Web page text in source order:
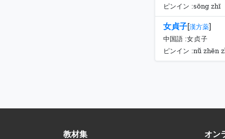
ピンイン :sōng zhī
女貞子[漢方薬]
中国語 :女贞子
ピンイン :nǚ zhēn
教材集 オン